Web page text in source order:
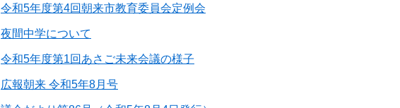
令和5年度第4回朝来市教育委員会定例会
夜間中学について
令和5年度第1回あさご未来会議の様子
広報朝来 令和5年8月号